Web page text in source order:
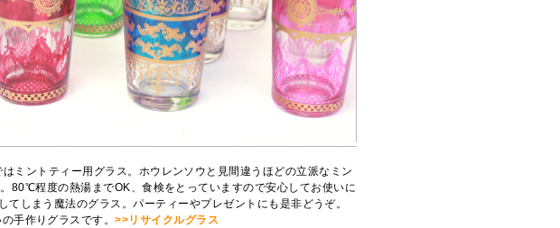
ミントティー用グラス。ホウレンソウと見間違うほどの立派なミン
80℃程度の熱湯までOK、食検をとっていますので安心してお使いに
しまう魔法のグラス。パーティーやプレゼントにも是非どうぞ。
手作りグラスです。>>リサイクルグラス